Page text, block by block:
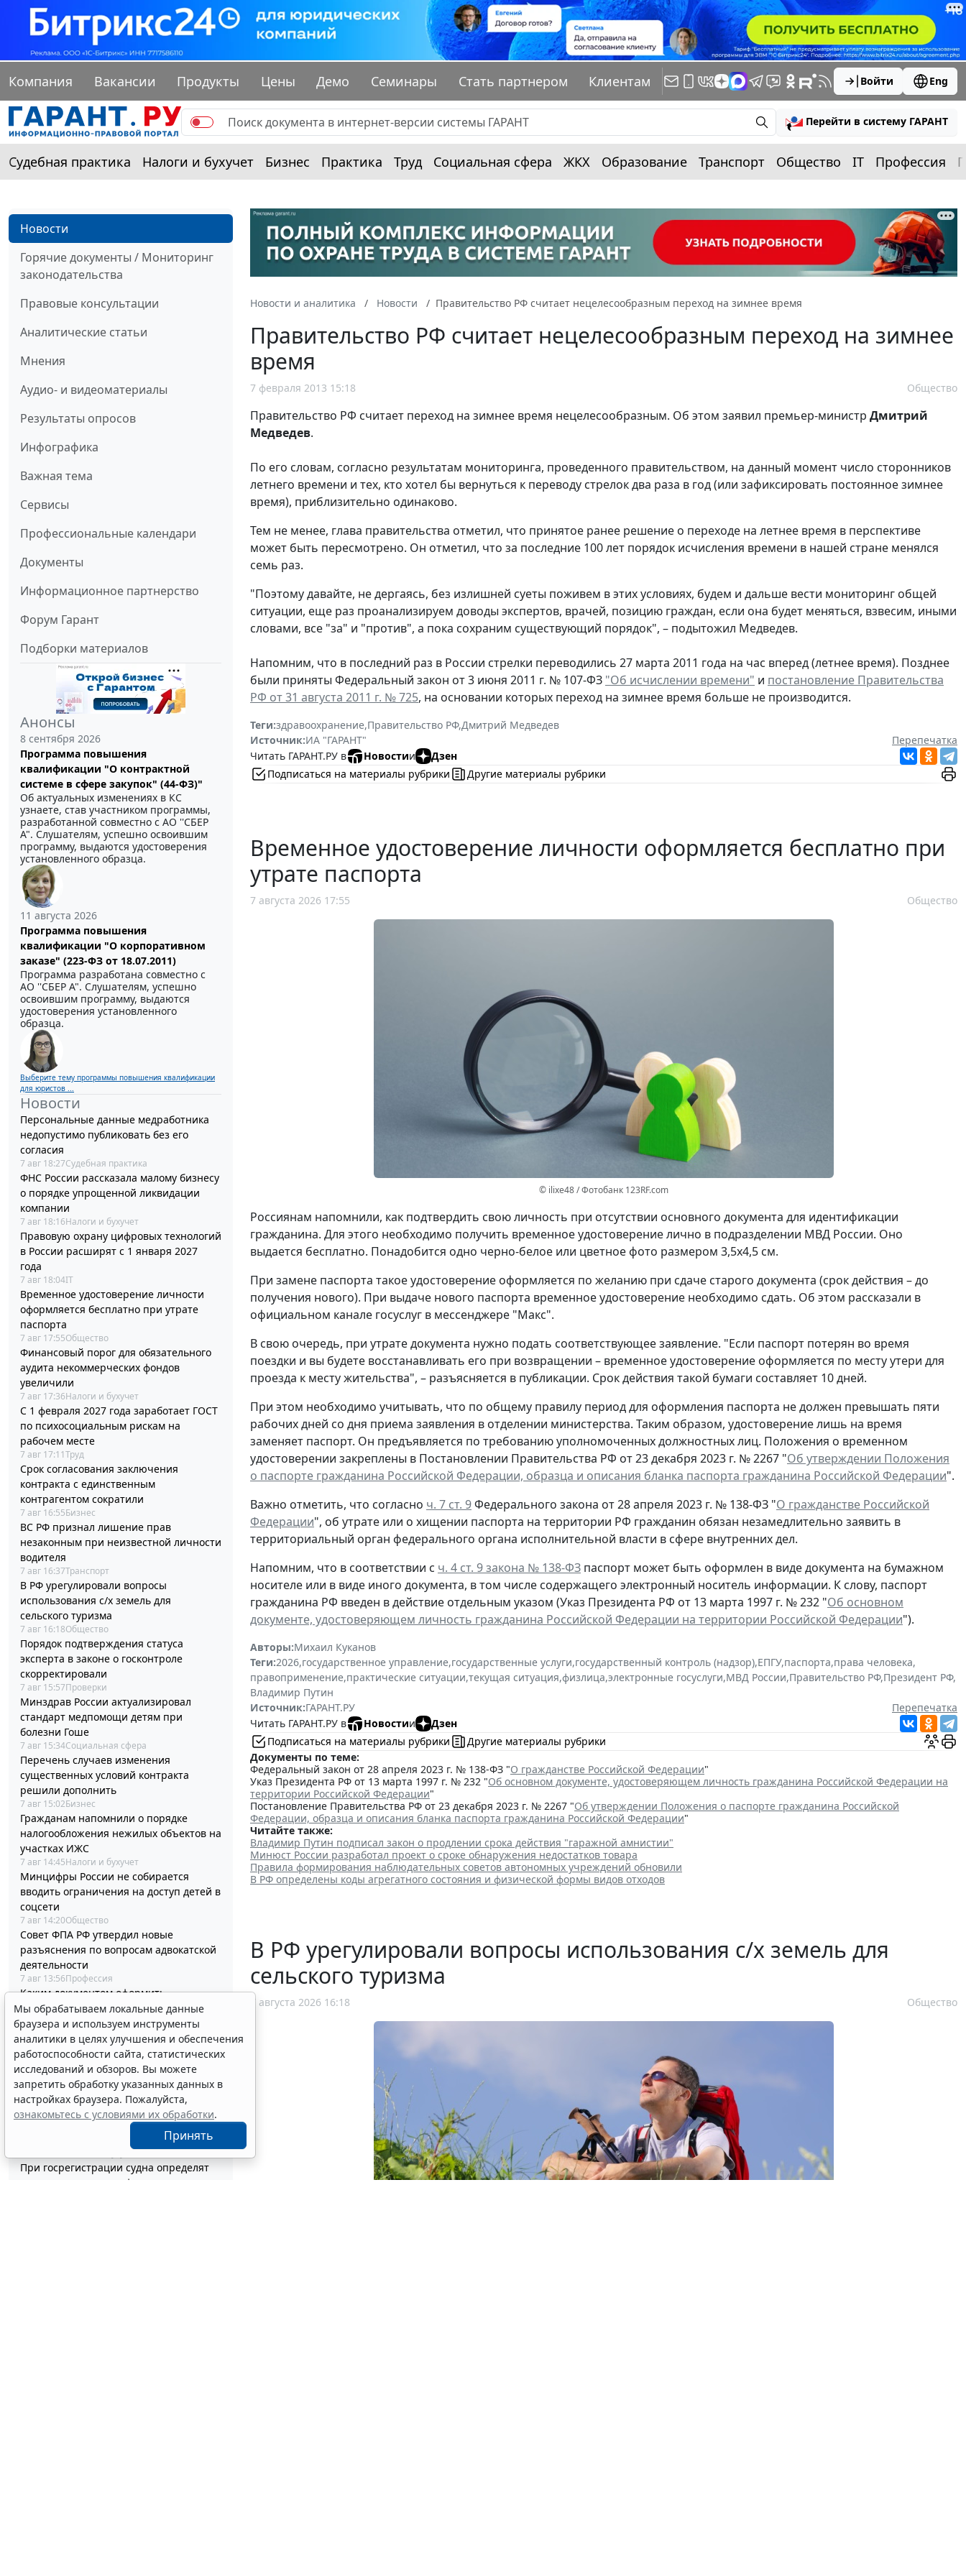
Компания Вакансии Продукты Цены Демо Семинары Стать партнером Клиентам Войти Eng
Перейти в систему ГАРАНТ
Судебная практика Налоги и бухучет Бизнес Практика Труд Социальная сфера ЖКХ Образование Транспорт Общество IT Профессия
Новости
Горячие документы / Мониторинг
законодательства
Правовые консультации
Аналитические статьи
Мнения
Аудио- и видеоматериалы
Результаты опросов
Инфографика
Важная тема
Сервисы
Профессиональные календари
Документы
Информационное партнерство
Форум Гарант
Подборки материалов
Анонсы
8 сентября 2026
Программа повышения
квалификации "О контрактной
системе в сфере закупок" (44-ФЗ)"
Об актуальных изменениях в КС
узнаете, став участником программы,
разработанной совместно с АО ''СБЕР
А". Слушателям, успешно освоившим
программу, выдаются удостоверения
установленного образца.
11 августа 2026
Программа повышения
квалификации "О корпоративном
заказе" (223-ФЗ от 18.07.2011)
Программа разработана совместно с
АО ''СБЕР А". Слушателям, успешно
освоившим программу, выдаются
удостоверения установленного
образца.
Выберите тему программы повышения квалификации
для юристов ...
Новости
Персональные данные медработника
недопустимо публиковать без его
согласия
7 авг 18:27Судебная практика
ФНС России рассказала малому бизнесу
о порядке упрощенной ликвидации
компании
7 авг 18:16Налоги и бухучет
Правовую охрану цифровых технологий
в России расширят с 1 января 2027
года
7 авг 18:04IT
Временное удостоверение личности
оформляется бесплатно при утрате
паспорта
7 авг 17:55Общество
Финансовый порог для обязательного
аудита некоммерческих фондов
увеличили
7 авг 17:36Налоги и бухучет
С 1 февраля 2027 года заработает ГОСТ
по психосоциальным рискам на
рабочем месте
7 авг 17:11Труд
Срок согласования заключения
контракта с единственным
контрагентом сократили
7 авг 16:55Бизнес
ВС РФ признал лишение прав
незаконным при неизвестной личности
водителя
7 авг 16:37Транспорт
В РФ урегулировали вопросы
использования с/х земель для
сельского туризма
7 авг 16:18Общество
Порядок подтверждения статуса
эксперта в законе о госконтроле
скорректировали
7 авг 15:57Проверки
Минздрав России актуализировал
стандарт медпомощи детям при
болезни Гоше
7 авг 15:34Социальная сфера
Перечень случаев изменения
существенных условий контракта
решили дополнить
7 авг 15:02Бизнес
Гражданам напомнили о порядке
налогообложения нежилых объектов на
участках ИЖС
7 авг 14:45Налоги и бухучет
Минцифры России не собирается
вводить ограничения на доступ детей в
соцсети
7 авг 14:20Общество
Совет ФПА РФ утвердил новые
разъяснения по вопросам адвокатской
деятельности
7 авг 13:56Профессия
Каким документом оформить
реклассификацию задолженности
подотчетного лица
7 авг 13:37Бюджетный учет
Определены особенности включения
частных медорганизаций в реестр
системы ОМС
7 авг 13:19Социальная сфера
Спецрежим НПД вправе применять
несовершеннолетние в возрасте от 14
Налоги и бухучет
При госрегистрации судна определят
соответствие идентифицирующим
Новости и аналитика Новости Правительство РФ считает нецелесообразным переход на зимнее время
Правительство РФ считает нецелесообразным переход на зимнее
время
7 февраля 2013 15:18 Общество
Правительство РФ считает переход на зимнее время нецелесообразным. Об этом заявил премьер-министр Дмитрий
Медведев.
По его словам, согласно результатам мониторинга, проведенного правительством, на данный момент число сторонников
летнего времени и тех, кто хотел бы вернуться к переводу стрелок два раза в год (или зафиксировать постоянное зимнее
время), приблизительно одинаково.
Тем не менее, глава правительства отметил, что принятое ранее решение о переходе на летнее время в перспективе
может быть пересмотрено. Он отметил, что за последние 100 лет порядок исчисления времени в нашей стране менялся
семь раз.
"Поэтому давайте, не дергаясь, без излишней суеты поживем в этих условиях, будем и дальше вести мониторинг общей
ситуации, еще раз проанализируем доводы экспертов, врачей, позицию граждан, если она будет меняться, взвесим, иными
словами, все "за" и "против", а пока сохраним существующий порядок", – подытожил Медведев.
Напомним, что в последний раз в России стрелки переводились 27 марта 2011 года на час вперед (летнее время). Позднее
были приняты Федеральный закон от 3 июня 2011 г. № 107-ФЗ "Об исчислении времени" и постановление Правительства
РФ от 31 августа 2011 г. № 725, на основании которых переход на зимнее время больше не производится.
Теги:здравоохранение,Правительство РФ,Дмитрий Медведев
Источник:ИА "ГАРАНТ"
Перепечатка
Читать ГАРАНТ.РУ в
Новостии
Дзен
Подписаться на материалы рубрики
Другие материалы рубрики
Временное удостоверение личности оформляется бесплатно при
утрате паспорта
7 августа 2026 17:55 Общество
© ilixe48 / Фотобанк 123RF.com
Россиянам напомнили, как подтвердить свою личность при отсутствии основного документа для идентификации
гражданина. Для этого необходимо получить временное удостоверение лично в подразделении МВД России. Оно
выдается бесплатно. Понадобится одно черно-белое или цветное фото размером 3,5x4,5 см.
При замене паспорта такое удостоверение оформляется по желанию при сдаче старого документа (срок действия – до
получения нового). При выдаче нового паспорта временное удостоверение необходимо сдать. Об этом рассказали в
официальном канале госуслуг в мессенджере "Макс".
В свою очередь, при утрате документа нужно подать соответствующее заявление. "Если паспорт потерян во время
поездки и вы будете восстанавливать его при возвращении – временное удостоверение оформляется по месту утери для
проезда к месту жительства", – разъясняется в публикации. Срок действия такой бумаги составляет 10 дней.
При этом необходимо учитывать, что по общему правилу период для оформления паспорта не должен превышать пяти
рабочих дней со дня приема заявления в отделении министерства. Таким образом, удостоверение лишь на время
заменяет паспорт. Он предъявляется по требованию уполномоченных должностных лиц. Положения о временном
удостоверении закреплены в Постановлении Правительства РФ от 23 декабря 2023 г. № 2267 "Об утверждении Положения
о паспорте гражданина Российской Федерации, образца и описания бланка паспорта гражданина Российской Федерации".
Важно отметить, что согласно ч. 7 ст. 9Федерального закона от 28 апреля 2023 г. № 138-ФЗ "О гражданстве Российской
Федерации", об утрате или о хищении паспорта на территории РФ гражданин обязан незамедлительно заявить в
территориальный орган федерального органа исполнительной власти в сфере внутренних дел.
Напомним, что в соответствии с ч. 4 ст. 9 закона № 138-ФЗ паспорт может быть оформлен в виде документа на бумажном
носителе или в виде иного документа, в том числе содержащего электронный носитель информации. К слову, паспорт
гражданина РФ введен в действие отдельным указом (Указ Президента РФ от 13 марта 1997 г. № 232 "Об основном
документе, удостоверяющем личность гражданина Российской Федерации на территории Российской Федерации").
Авторы:Михаил Куканов
Теги:2026,государственное управление,государственные услуги,государственный контроль (надзор),ЕПГУ,паспорта,права человека,
правоприменение,практические ситуации,текущая ситуация,физлица,электронные госуслуги,МВД России,Правительство РФ,Президент РФ,
Владимир Путин
Источник:ГАРАНТ.РУ
Перепечатка
Читать ГАРАНТ.РУ в
Новостии
Дзен
Подписаться на материалы рубрики
Другие материалы рубрики
Документы по теме:
Федеральный закон от 28 апреля 2023 г. № 138-ФЗ "О гражданстве Российской Федерации"
Указ Президента РФ от 13 марта 1997 г. № 232 "Об основном документе, удостоверяющем личность гражданина Российской Федерации на
территории Российской Федерации"
Постановление Правительства РФ от 23 декабря 2023 г. № 2267 "Об утверждении Положения о паспорте гражданина Российской
Федерации, образца и описания бланка паспорта гражданина Российской Федерации"
Читайте также:
Владимир Путин подписал закон о продлении срока действия "гаражной амнистии"
Минюст России разработал проект о сроке обнаружения недостатков товара
Правила формирования наблюдательных советов автономных учреждений обновили
В РФ определены коды агрегатного состояния и физической формы видов отходов
В РФ урегулировали вопросы использования с/х земель для
сельского туризма
7 августа 2026 16:18 Общество
Мы обрабатываем локальные данные
браузера и используем инструменты
аналитики в целях улучшения и обеспечения
работоспособности сайта, статистических
исследований и обзоров. Вы можете
запретить обработку указанных данных в
настройках браузера. Пожалуйста,
ознакомьтесь с условиями их обработки.
Принять